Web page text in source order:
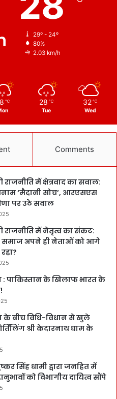
29º - 24º
80%
2.03 km/h
℃ 28 ℃
Tue
32 ℃
Wed
Comments
राजनीति में क्षेत्रवाद का सवाल:
बनाम ‘मैदानी सोच’, आरएसएस
पर उठे सवाल
राजनीति में नेतृत्व का संकट:
समाज अपने ही नेताओं को आगे
: पाकिस्तान के खिलाफ भारत के
के बीच विधि-विधान से खुले
श्री केदारनाथ धाम के
सिंह धामी द्वारा जनहित में
को विभागीय दायित्व सौंपे